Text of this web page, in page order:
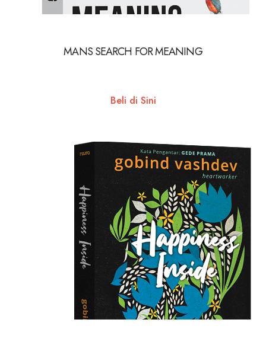
MANS SEARCH FOR MEANING
Beli di Sini